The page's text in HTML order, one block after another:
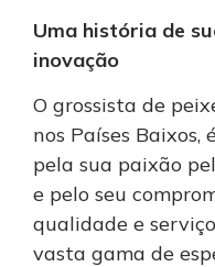
Uma história de
inovação
O grossista de
nos Países Baixos,
pela sua paixão
e pelo seu
qualidade e
vasta gama de